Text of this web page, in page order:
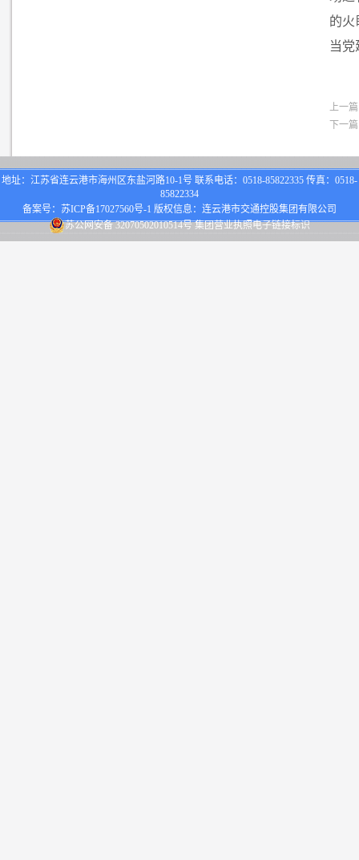
的火
当
上一
下一
地址：江苏省连云港市海州区东盐河路10-1号 联系电话：0518-85822335 传真：0518-
85822334
备案号： 苏ICP备17027560号-1 版权信息：连云港市交通控股集团有限公司
苏公网安备 32070502010514号 集团营业执照电子链接标识